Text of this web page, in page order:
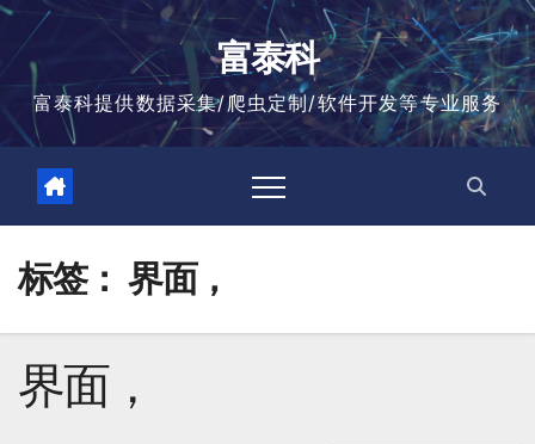
跳
富泰科
富泰科提供数据采集/爬虫定制/软件开发等专业服务
标签： 界面，
界面，